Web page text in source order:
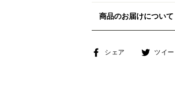
商品のお届けについて
シェア
Facebook
ツイー